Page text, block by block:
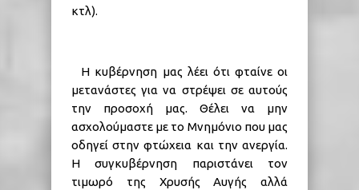
κτλ).
Η κυβέρνηση μας λέει ότι φταίνε οι
μετανάστες για να στρέψει σε αυτούς
την προσοχή μας. Θέλει να μην
ασχολούμαστε με το Μνημόνιο που μας
οδηγεί στην φτώχεια και την ανεργία.
Η συγκυβέρνηση παριστάνει τον
τιμωρό της Χρυσής Αυγής αλλά